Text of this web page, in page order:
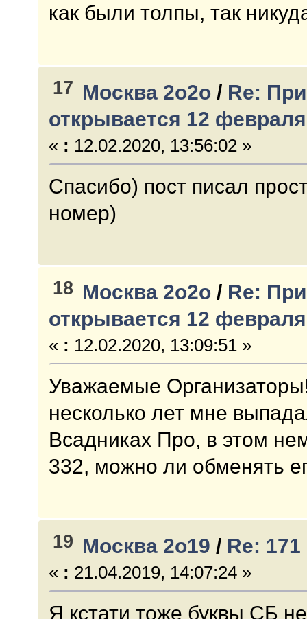
как были толпы, так
17 Москва 2о2о / Re:
открывается 12 февраля
« : 12.02.2020, 13:56:02 »
Спасибо) пост писал
номер)
18 Москва 2о2о / Re:
открывается 12 февраля
« : 12.02.2020, 13:09:51 »
Уважаемые
несколько лет мне
Всадниках Про, в этом
332, можно ли обменять
19 Москва 2о19 / Re:
« : 21.04.2019, 14:07:24 »
Я кстати тоже буквы СБ